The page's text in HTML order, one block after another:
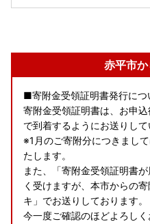
赤平市
■寄附金受領証明書発行につ
寄附金受領証明書は、お申
で到着するようにお送りして
※1月のご寄附分につきまし
たします。
また、「寄附金受領証明書
く受けますが、本市からの
キ」でお送りしております。
今一度ご確認のほどよろしく